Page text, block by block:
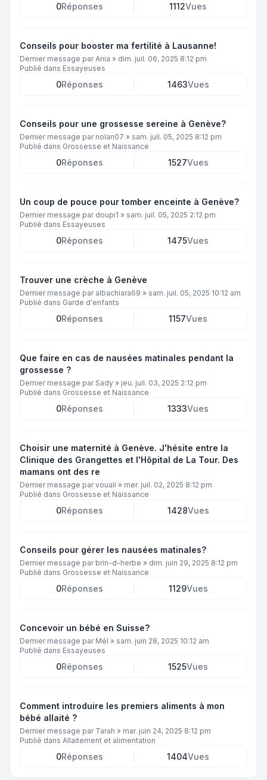
0Réponses 1112Vues
Conseils pour booster ma fertilité à Lausanne!
Dernier message parAnia » dim. juil. 06, 2025 8:12 pm
Publié dans Essayeuses
0Réponses 1463Vues
Conseils pour une grossesse sereine à Genève?
Dernier message par nolan07 » sam. juil. 05, 2025 8:12 pm
Publié dans Grossesse et Naissance
0Réponses 1527Vues
Un coup de pouce pour tomber enceinte à Genève?
Dernier message par doupi1 » sam. juil. 05, 2025 2:12 pm
Publié dans Essayeuses
0Réponses 1475Vues
Trouver une crèche à Genève
Dernier message par albachiara69 » sam. juil. 05, 2025 10:12 am
Publié dans Garde d'enfants
0Réponses 1157Vues
Que faire en cas de nausées matinales pendant la
grossesse ?
Dernier message par Sady » jeu. juil. 03, 2025 2:12 pm
Publié dans Grossesse et Naissance
0Réponses 1333Vues
Choisir une maternité à Genève. J'hésite entre la
Clinique des Grangettes et l'Hôpital de La Tour. Des
mamans ont des re
Dernier message parvouali » mer. juil. 02, 2025 8:12 pm
Publié dans Grossesse et Naissance
0Réponses 1428Vues
Conseils pour gérer les nausées matinales?
Dernier message par brin-d-herbe » dim. juin 29, 2025 8:12 pm
Publié dans Grossesse et Naissance
0Réponses 1129Vues
Concevoir un bébé en Suisse?
Dernier message par Mél » sam. juin 28, 2025 10:12 am
Publié dans Essayeuses
0Réponses 1525Vues
Comment introduire les premiers aliments à mon
bébé allaité ?
Dernier message par Tarah » mar. juin 24, 2025 8:12 pm
Publié dans Allaitement et alimentation
0Réponses 1404Vues